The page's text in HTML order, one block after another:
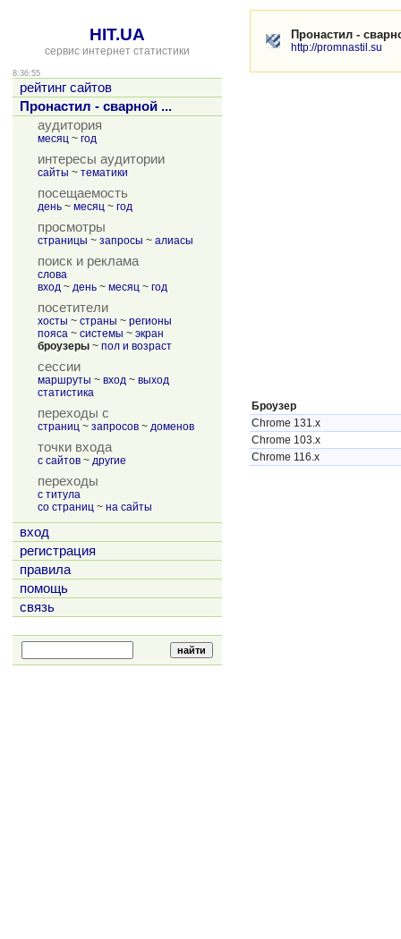
HIT.UA
сервис интернет статистики
8:36:55
рейтинг сайтов
Пронастил - сварной ...
аудитория
месяц ~ год
интересы аудитории
сайты ~ тематики
посещаемость
день ~ месяц ~ год
просмотры
страницы ~ запросы ~ алиасы
поиск и реклама
слова
вход ~ день ~ месяц ~ год
посетители
хосты ~ страны ~ регионы
пояса ~ системы ~ экран
броузеры ~ пол и возраст
сессии
маршруты ~ вход ~ выход
статистика
переходы с
страниц ~ запросов ~ доменов
точки входа
с сайтов ~ другие
переходы
с титула
со страниц ~ на сайты
вход
регистрация
правила
помощь
связь
Пронастил -
http://promnastil.su
Броузер
Chrome 131.x
Chrome 103.x
Chrome 116.x